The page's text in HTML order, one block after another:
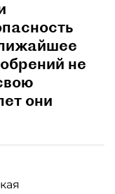
не
они